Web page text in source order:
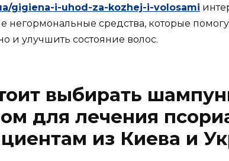
gigiena-i-uhod-za-kozhej-i-volosami
негормональные средства, которые
и улучшить состояние волос.
выбирать
для лечения
из Киева и